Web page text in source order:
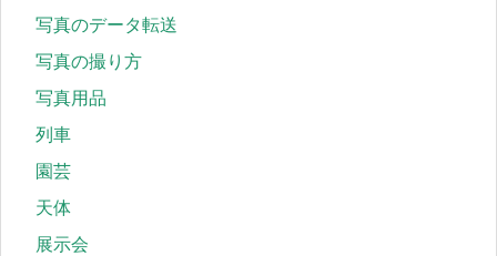
写真のデータ転送
写真の撮り方
写真用品
列車
園芸
天体
展示会